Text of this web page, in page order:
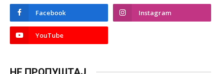
Facebook Instagram
YouTube